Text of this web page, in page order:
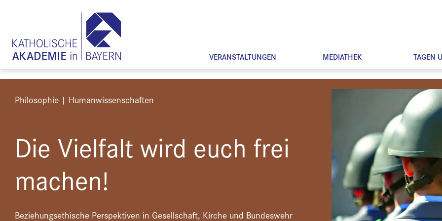
VERANSTALTUNGEN MEDIATHEK TAGEN
Philosophie | Humanwissenschaften
Die Vielfalt wird euch frei
machen!
Beziehungsethische Perspektiven in Gesellschaft, Kirche und Bundeswehr